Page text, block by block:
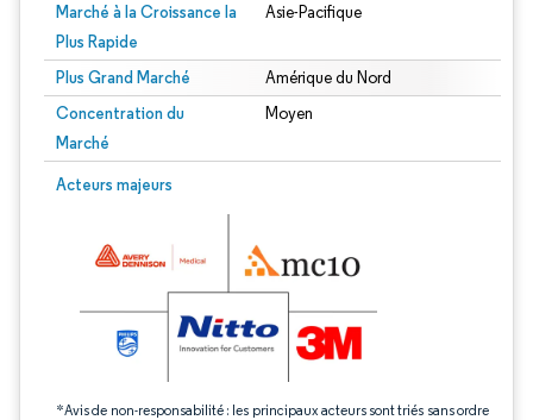
Marché à la Croissance la
Plus Rapide
Asie-Pacifique
Plus Grand Marché Amérique du Nord
Concentration du
Marché
Moyen
Acteurs majeurs
*Avis de non-responsabilité : les principaux acteurs sont triés sans ordre
Image © Mordor Intelligence. La réutilisation nécessite une attribution sous CC